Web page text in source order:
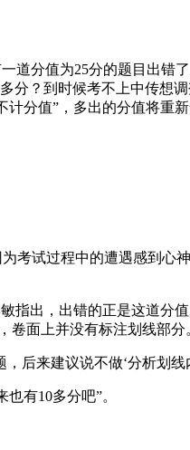
道分值为25分的题目出错
分？到时候考不上中传想
分值”，多出的分值将重
考试过程中的遭遇感到心
出，出错的正是这道分值
卷面上并没有标注划线部分
后来建议说不做‘分析划线
有10多分吧”。